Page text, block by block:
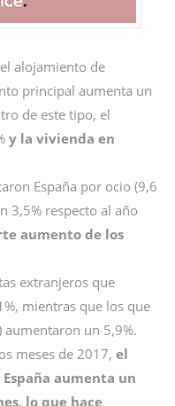
alojamiento de
principal aumenta un
de este tipo, el
y la vivienda en
España por ocio (9,6
3,5% respecto al año
aumento de los
extranjeros que
mientras que los que
un 5,9%.
meses de 2017, el
aumenta un
lo que hace